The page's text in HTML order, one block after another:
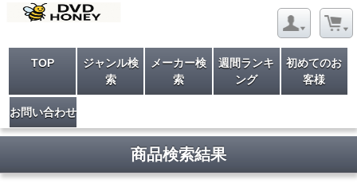
TOP
ジャンル検
索
メーカー検
索
週間ランキ
ング
初めてのお
客様
お問い合わせ
商品検索結果